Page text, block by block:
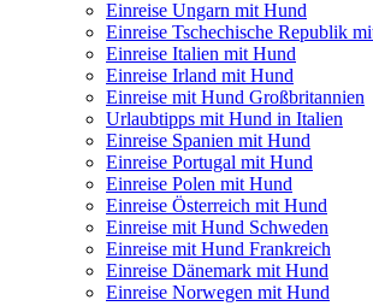
Einreise Ungarn mit Hund
Einreise Tschechische Republik
Einreise Italien mit Hund
Einreise Irland mit Hund
Einreise mit Hund Großbritannien
Urlaubtipps mit Hund in Italien
Einreise Spanien mit Hund
Einreise Portugal mit Hund
Einreise Polen mit Hund
Einreise Österreich mit Hund
Einreise mit Hund Schweden
Einreise mit Hund Frankreich
Einreise Dänemark mit Hund
Einreise Norwegen mit Hund